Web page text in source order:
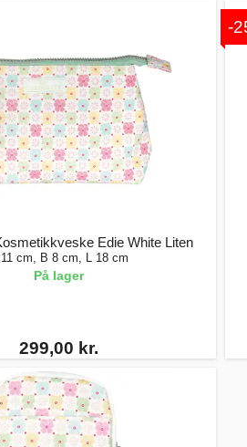
Edie White Liten
11 cm, B 8 cm, L 18 cm
På lager
299,00 kr.
-